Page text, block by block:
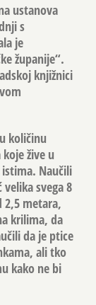
ustanova
s
je
županije“.
knjižnici
količinu
žive u
Naučili
svega 8
2,5 metara,
krilima, da
da je ptice
ali tko
kako ne bi